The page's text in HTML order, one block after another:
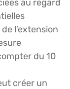
au regard
l’extension
du 10
créer un